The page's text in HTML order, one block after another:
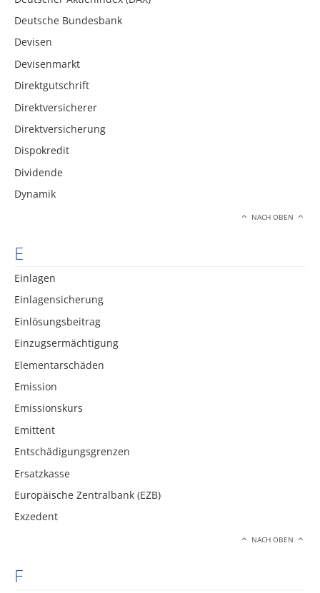
Deutsche Bundesbank
Devisen
Devisenmarkt
Direktgutschrift
Direktversicherer
Direktversicherung
Dispokredit
Dividende
Dynamik
NACH OBEN
E
Einlagen
Einlagensicherung
Einlösungsbeitrag
Einzugsermächtigung
Elementarschäden
Emission
Emissionskurs
Emittent
Entschädigungsgrenzen
Ersatzkasse
Europäische Zentralbank (EZB)
Exzedent
NACH OBEN
F